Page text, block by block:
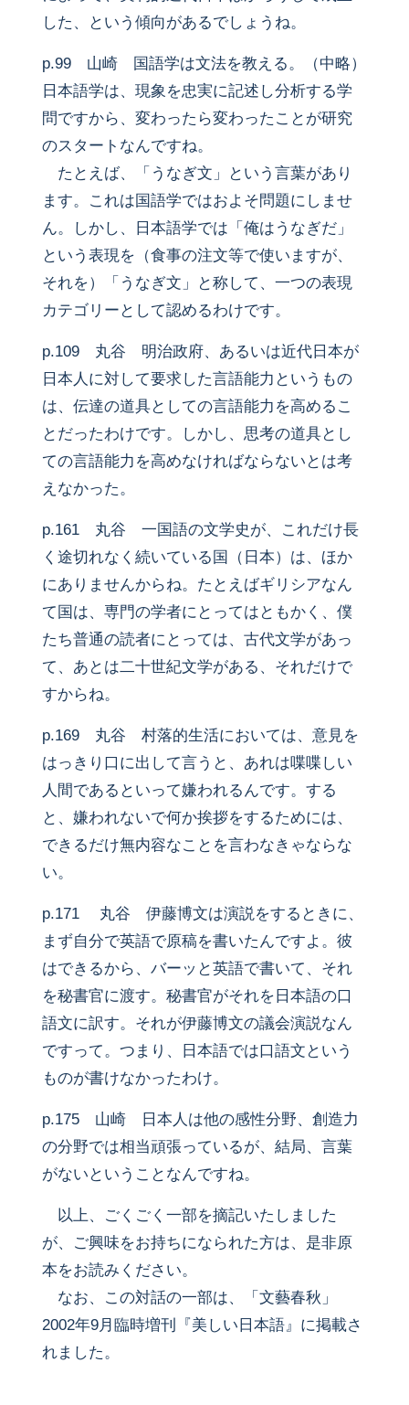
した、という傾向があるでしょうね。
p.99 山崎 国語学は文法を教える。（中略）
日本語学は、現象を忠実に記述し分析する学
問ですから、変わったら変わったことが研究
のスタートなんですね。
たとえば、「うなぎ文」という言葉があり
ます。これは国語学ではおよそ問題にしませ
ん。しかし、日本語学では「俺はうなぎだ」
という表現を（食事の注文等で使いますが、
それを）「うなぎ文」と称して、一つの表現
カテゴリーとして認めるわけです。
p.109 丸谷 明治政府、あるいは近代日本が
日本人に対して要求した言語能力というもの
は、伝達の道具としての言語能力を高めるこ
とだったわけです。しかし、思考の道具とし
ての言語能力を高めなければならないとは考
えなかった。
p.161 丸谷 一国語の文学史が、これだけ長
く途切れなく続いている国（日本）は、ほか
にありませんからね。たとえばギリシアなん
て国は、専門の学者にとってはともかく、僕
たち普通の読者にとっては、古代文学があっ
て、あとは二十世紀文学がある、それだけで
すからね。
p.169 丸谷 村落的生活においては、意見を
はっきり口に出して言うと、あれは喋喋しい
人間であるといって嫌われるんです。する
と、嫌われないで何か挨拶をするためには、
できるだけ無内容なことを言わなきゃならな
い。
p.171 丸谷 伊藤博文は演説をするときに、
まず自分で英語で原稿を書いたんですよ。彼
はできるから、バーッと英語で書いて、それ
を秘書官に渡す。秘書官がそれを日本語の口
語文に訳す。それが伊藤博文の議会演説なん
ですって。つまり、日本語では口語文という
ものが書けなかったわけ。
p.175 山崎 日本人は他の感性分野、創造力
の分野では相当頑張っているが、結局、言葉
がないということなんですね。
以上、ごくごく一部を摘記いたしました
が、ご興味をお持ちになられた方は、是非原
本をお読みください。
なお、この対話の一部は、「文藝春秋」
2002年9月臨時増刊『美しい日本語』に掲載さ
れました。